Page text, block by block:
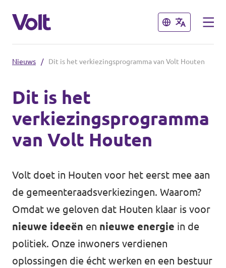
Sluiten
Utrecht
Volt Utrecht (Afdeling)
Volt Utrecht (Provincie)
Volt Baarn
Volt De Bilt
Volt Soest
Sluiten
Standpunten
Over Volt
Mensen
Nieuws
Agenda
Nieuws / Dit is het verkiezingsprogramma van Volt Houten
Dit is het
verkiezingsprogramma
van Volt Houten
Volt doet in Houten voor het eerst mee aan
de gemeenteraadsverkiezingen. Waarom?
Omdat we geloven dat Houten klaar is voor
nieuwe ideeën en nieuwe energie in de
politiek. Onze inwoners verdienen
oplossingen die écht werken en een bestuur